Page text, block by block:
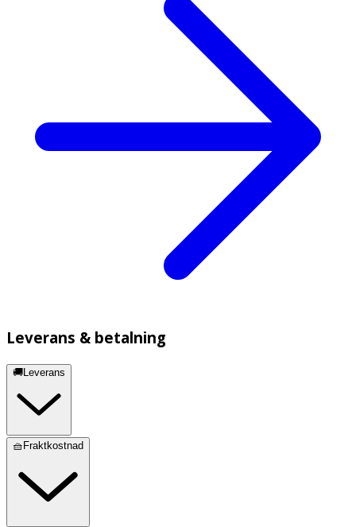
Leverans & betalning
🚚Leverans
🧺Fraktkostnad